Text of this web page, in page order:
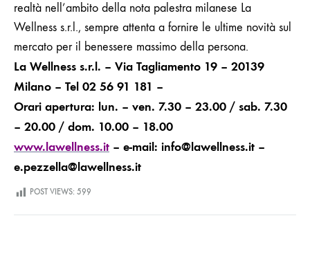
realtà nell’ambito della nota palestra milanese La
Wellness s.r.l., sempre attenta a fornire le ultime novità sul
mercato per il benessere massimo della persona.
La Wellness s.r.l. – Via Tagliamento 19 – 20139
Milano – Tel 02 56 91 181 –
Orari apertura: lun. – ven. 7.30 – 23.00 / sab. 7.30
– 20.00 / dom. 10.00 – 18.00
www.lawellness.it – e-mail: info@lawellness.it –
e.pezzella@lawellness.it
POST VIEWS: 599